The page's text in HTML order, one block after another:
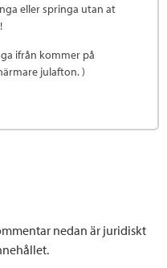
eller springa utan at
ifrån kommer på
julafton. )
nedan är juridiskt